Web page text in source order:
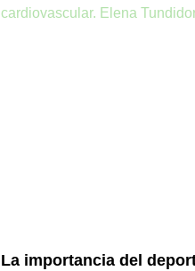
La importancia del